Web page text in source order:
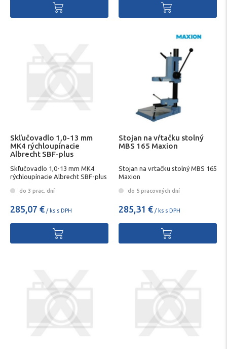
Skľučovadlo 1,0-13 mm
MK4 rýchloupínacie
Albrecht SBF-plus
Skľučovadlo 1,0-13 mm MK4
rýchloupínacie Albrecht SBF-plus
do 3 prac. dní
285,07 € / ks s DPH
Stojan na vŕtačku stolný
MBS 165 Maxion
Stojan na vrtačku stolný MBS 165
Maxion
do 5 pracovných dní
285,31 € / ks s DPH